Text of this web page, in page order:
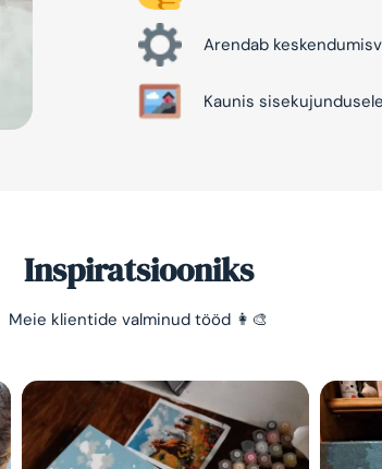
Arendab
Kaunis
Inspiratsiooniks
Meie klientide valminud tööd 👩‍🎨
Säästa -
Lihtne viis lõõgastuda ja
mõtted puhata lasta 😌